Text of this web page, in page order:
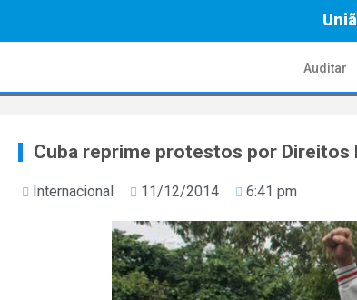
Auditar
Cuba reprime protestos por Direitos
Internacional 11/12/2014 6:41 pm